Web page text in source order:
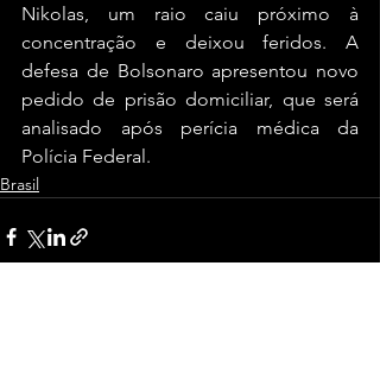
Nikolas, um raio caiu próximo à
concentração e deixou feridos. A
defesa de Bolsonaro apresentou novo
pedido de prisão domiciliar, que será
analisado após perícia médica da
Polícia Federal.
Brasil